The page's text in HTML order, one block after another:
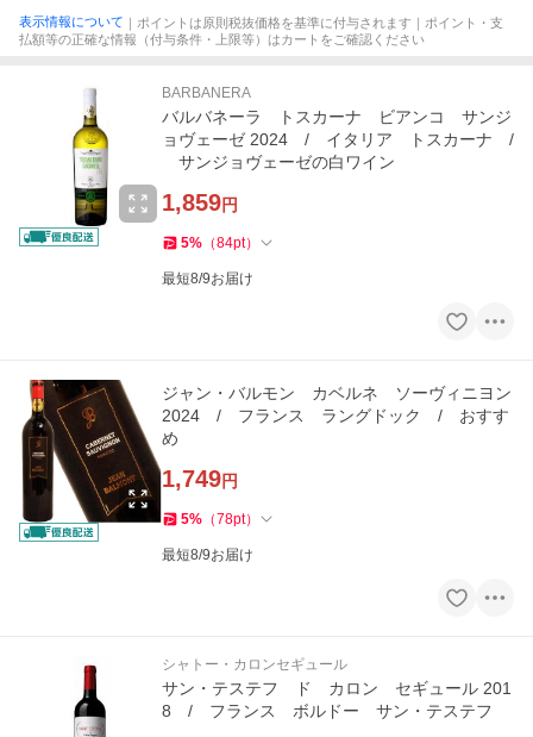
表示情報について ｜ポイントは原則税抜価格を基準に付与されます｜ポイント・支
払額等の正確な情報（付与条件・上限等）はカートをご確認ください
BARBANERA
バルバネーラ トスカーナ ビアンコ サンジ
ョヴェーゼ 2024 / イタリア トスカーナ /
サンジョヴェーゼの白ワイン
1,859円
5% （84pt）
最短8/9お届け
ジャン・バルモン カベルネ ソーヴィニヨン
2024 / フランス ラングドック / おすす
め
1,749円
5% （78pt）
最短8/9お届け
シャトー・カロンセギュール
サン・テステフ ド カロン セギュール 201
8 / フランス ボルドー サン・テステフ